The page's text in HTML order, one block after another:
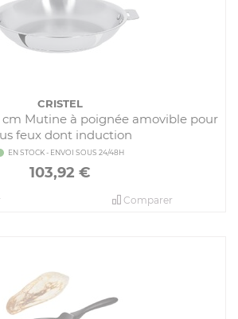
CRISTEL
cm Mutine à poignée amovible pour
feux dont induction
EN STOCK - ENVOI SOUS 24/48H
103,92 €
Comparer